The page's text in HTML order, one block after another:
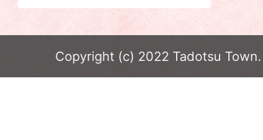
Copyright (c) 2022 Tadotsu